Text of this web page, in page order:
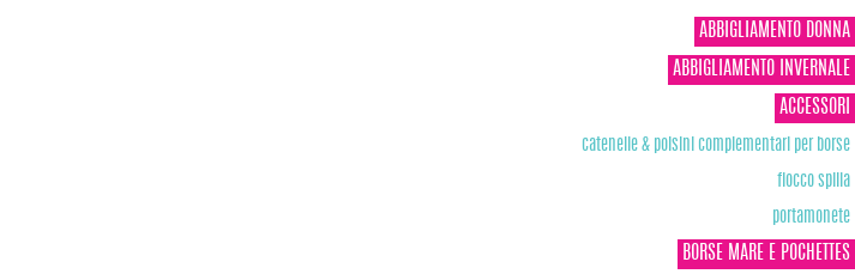
ABBIGLIAMENTO DONNA
ABBIGLIAMENTO INVERNALE
ACCESSORI
catenelle & polsini complementari per borse
fiocco spilla
portamonete
BORSE MARE E POCHETTES